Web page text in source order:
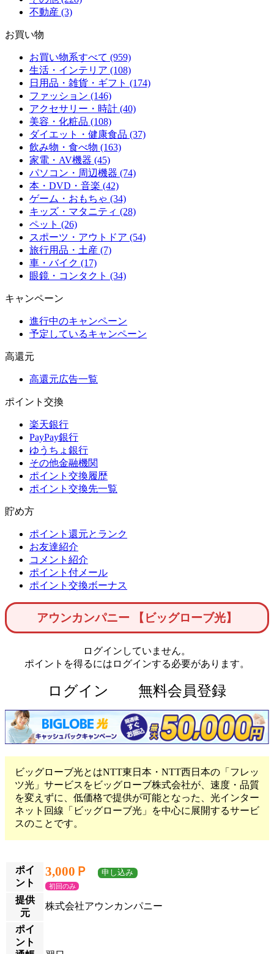
不動産 (3)
お買い物
お買い物系すべて (959)
生活・インテリア (108)
日用品・雑貨・ギフト (174)
ファッション (146)
アクセサリー・時計 (40)
美容・化粧品 (108)
ダイエット・健康食品 (37)
飲み物・食べ物 (163)
家電・AV機器 (45)
パソコン・周辺機器 (74)
本・DVD・音楽 (42)
ゲーム・おもちゃ (34)
キッズ・マタニティ (28)
ペット (26)
スポーツ・アウトドア (54)
旅行用品・土産 (7)
車・バイク (17)
眼鏡・コンタクト (34)
キャンペーン
進行中のキャンペーン
予定しているキャンペーン
高還元
高還元広告一覧
ポイント交換
楽天銀行
PayPay銀行
ゆうちょ銀行
その他金融機関
ポイント交換履歴
ポイント交換先一覧
貯め方
ポイント還元とランク
お友達紹介
コメント紹介
ポイント付メール
ポイント交換ボーナス
アウンカンパニー 【ビッグローブ光】
ログインしていません。
ポイントを得るにはログインする必要があります。
ログイン 無料会員登録
ビッグローブ光とはNTT東日本・NTT西日本の「フレッ
ツ光」サービスをビッグローブ株式会社が、速度・品質
を変えずに、低価格で提供が可能となった、光インター
ネット回線「ビッグローブ光」を中心に展開するサービ
スのことです。
ポイ
ント
3,000Ｐ 申し込み
初回のみ
提供
元
株式会社アウンカンパニー
ポイ
ント